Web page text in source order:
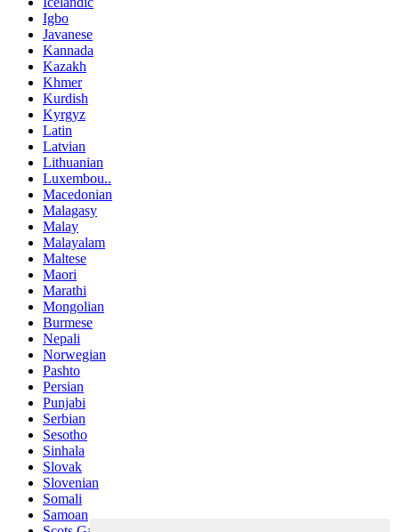
Igbo
Javanese
Kannada
Kazakh
Khmer
Kurdish
Kyrgyz
Latin
Latvian
Lithuanian
Luxembou..
Macedonian
Malagasy
Malay
Malayalam
Maltese
Maori
Marathi
Mongolian
Burmese
Nepali
Norwegian
Pashto
Persian
Punjabi
Serbian
Sesotho
Sinhala
Slovak
Slovenian
Somali
Samoan